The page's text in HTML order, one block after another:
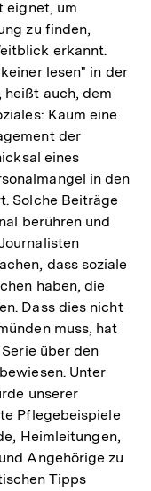
eignet, um
zu finden,
erkannt.
lesen" in der
auch, dem
Kaum eine
der
eines
in den
Solche Beiträge
berühren und
dass soziale
haben, die
Dass dies nicht
muss, hat
über den
Unter
unserer
Pflegebeispiele
Heimleitungen,
Angehörige zu
Tipps